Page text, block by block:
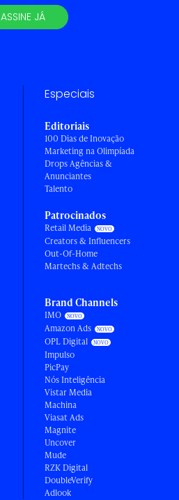
ASSINE JÁ
Especiais
Editoriais
100 Dias de Inovação
Marketing na Olimpíada
Drops Agências &
Anunciantes
Talento
Patrocinados
Retail Media
Creators & Influencers
Out-Of-Home
Martechs & Adtechs
Brand Channels
IMO
Amazon Ads
OPL Digital
Impulso
PicPay
Nós Inteligência
Vistar Media
Machina
Viasat Ads
Magnite
Uncover
Mude
RZK Digital
DoubleVerify
Adlook